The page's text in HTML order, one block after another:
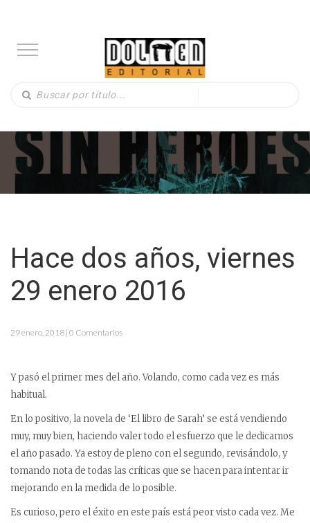
Hace dos años, viernes
29 enero 2016
29 enero, 2018 | 0 Comentarios
Y pasó el primer mes del año. Volando, como cada vez es más
habitual.
En lo positivo, la novela de ‘El libro de Sarah’ se está vendiendo
muy, muy bien, haciendo valer todo el esfuerzo que le dedicamos
el año pasado. Ya estoy de pleno con el segundo, revisándolo, y
tomando nota de todas las críticas que se hacen para intentar ir
mejorando en la medida de lo posible.
Es curioso, pero el éxito en este país está peor visto cada vez. Me